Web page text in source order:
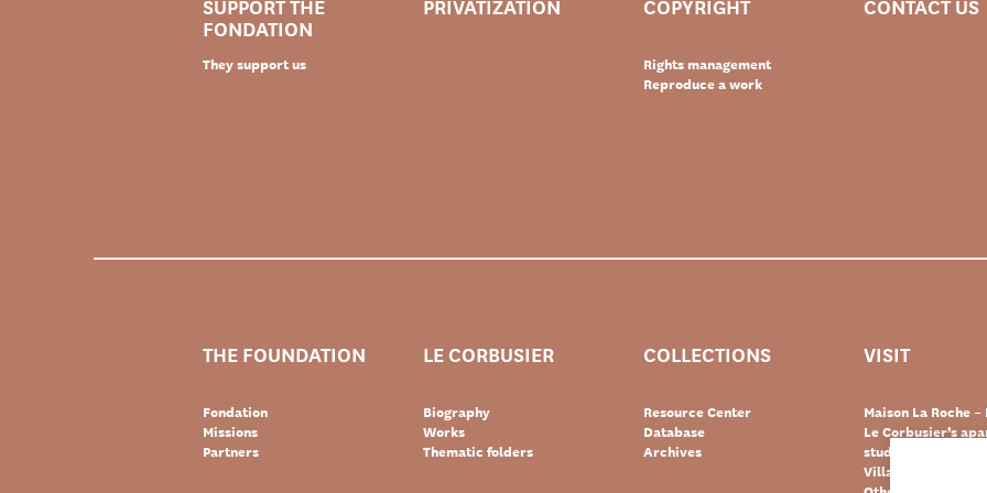
FONDATION
They support us
Rights management
Reproduce a work
THE FOUNDATION
Fondation
Missions
Partners
LE CORBUSIER
Biography
Works
Thematic folders
COLLECTIONS
Resource Center
Database
Archives
VISIT
Maison La Roche
Le Corbusier’s
studio – Paris
Villa Le Lac –